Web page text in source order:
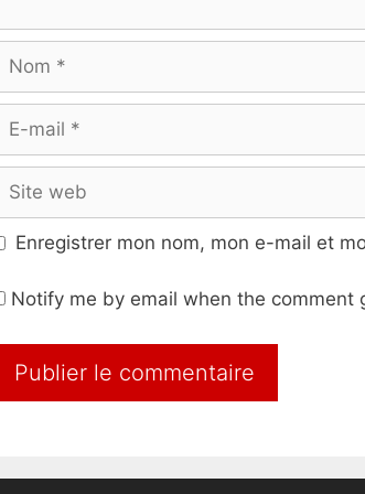
Nom
Site
web
Enregistrer mon nom, mon e-mail et
Notify me by email when the comment